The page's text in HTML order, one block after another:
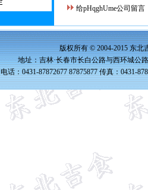
给pHqghUme公司留言
版权所有 © 2004-2015 东北
地址：吉林·长春市长白公路与西环城公
电话：0431-87872677 87875877 传真：0431-